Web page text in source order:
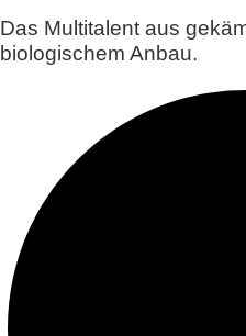
Das Multitalent aus
biologischem Anbau.